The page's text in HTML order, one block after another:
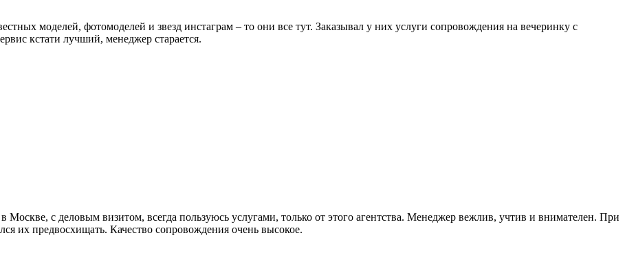
моделей, фотомоделей и звезд инстаграм – то они все тут. Заказывал у них услуги сопровождения на вечеринку с
кстати лучший, менеджер старается.
с деловым визитом, всегда пользуюсь услугами, только от этого агентства. Менеджер вежлив, учтив и внимателен. При
их предвосхищать. Качество сопровождения очень высокое.